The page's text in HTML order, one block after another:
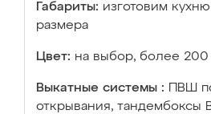
Габариты: изготовим
размера
Цвет: на выбор, более 200
Выкатные системы :
ПВШ
открывания, тандембоксы